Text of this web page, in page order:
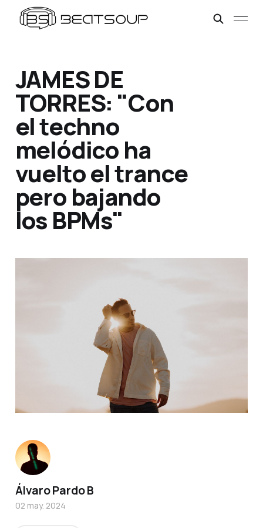
JAMES DE
TORRES: "Con
el techno
melódico ha
vuelto el trance
pero bajando
los BPMs"
Álvaro Pardo B
02 may. 2024